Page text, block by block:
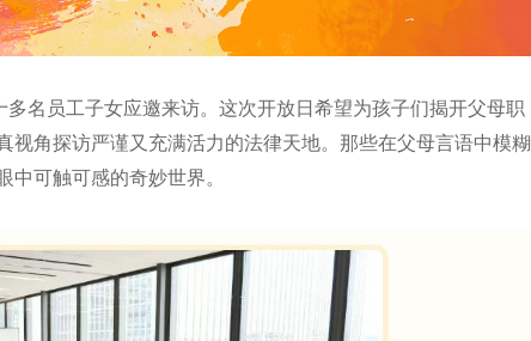
名员工子女应邀来访。这次开放日希望为孩子们揭开父母职
视角探访严谨又充满活力的法律天地。那些在父母言语中模糊
可触可感的奇妙世界。